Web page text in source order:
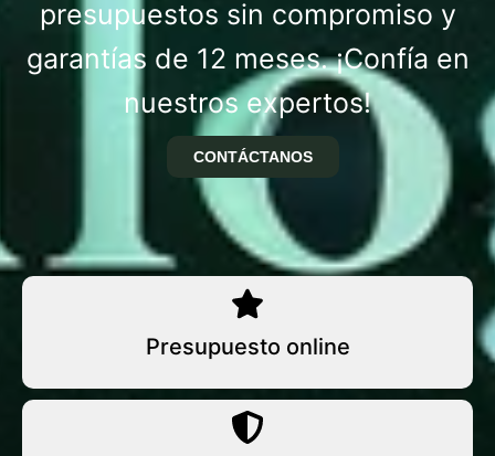
presupuestos sin compromiso y
garantías de 12 meses. ¡Confía en
nuestros expertos!
CONTÁCTANOS
Presupuesto online